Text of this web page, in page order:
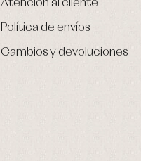
Atención al cliente
Política de envíos
Cambios y devoluciones